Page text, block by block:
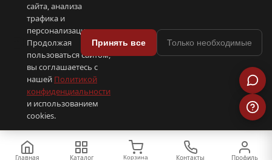
Написать в поддержку →
© 2026 С иголочки | 37. Все права защищены.
🛠 Поддержка·Оферта· 📦 YML-фид
Сделано в .su
Главная Каталог Корзина Контакты Профиль
сайта, анализа
трафика и
персонализации.
Продолжая
пользоваться сайтом,
вы соглашаетесь с
нашей Политикой
конфиденциальности
и использованием
cookies.
Принять все Только необходимые